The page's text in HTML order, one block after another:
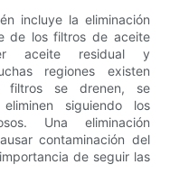
incluye la eliminación
de los filtros de aceite
aceite residual y
regiones existen
filtros se drenen, se
siguiendo los
Una eliminación
contaminación del
de seguir las